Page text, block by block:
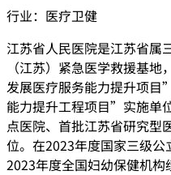
行业： 医疗卫健
江苏省人民医院是江苏省属
（江苏）紧急医学救援基
发展医疗服务能力提升项
能力提升工程项目”实施单
点医院、首批江苏省研究型
位。在2023年度国家三级
2023年度全国妇幼保健机构